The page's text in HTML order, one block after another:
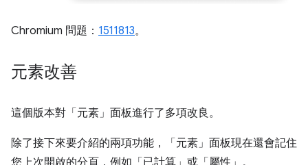
Chromium 問題： 1511813。
元素改善
這個版本對「元素」 面板進行了多項改良。
除了接下來要介紹的兩項功能，「元素」 面板現在還會記住